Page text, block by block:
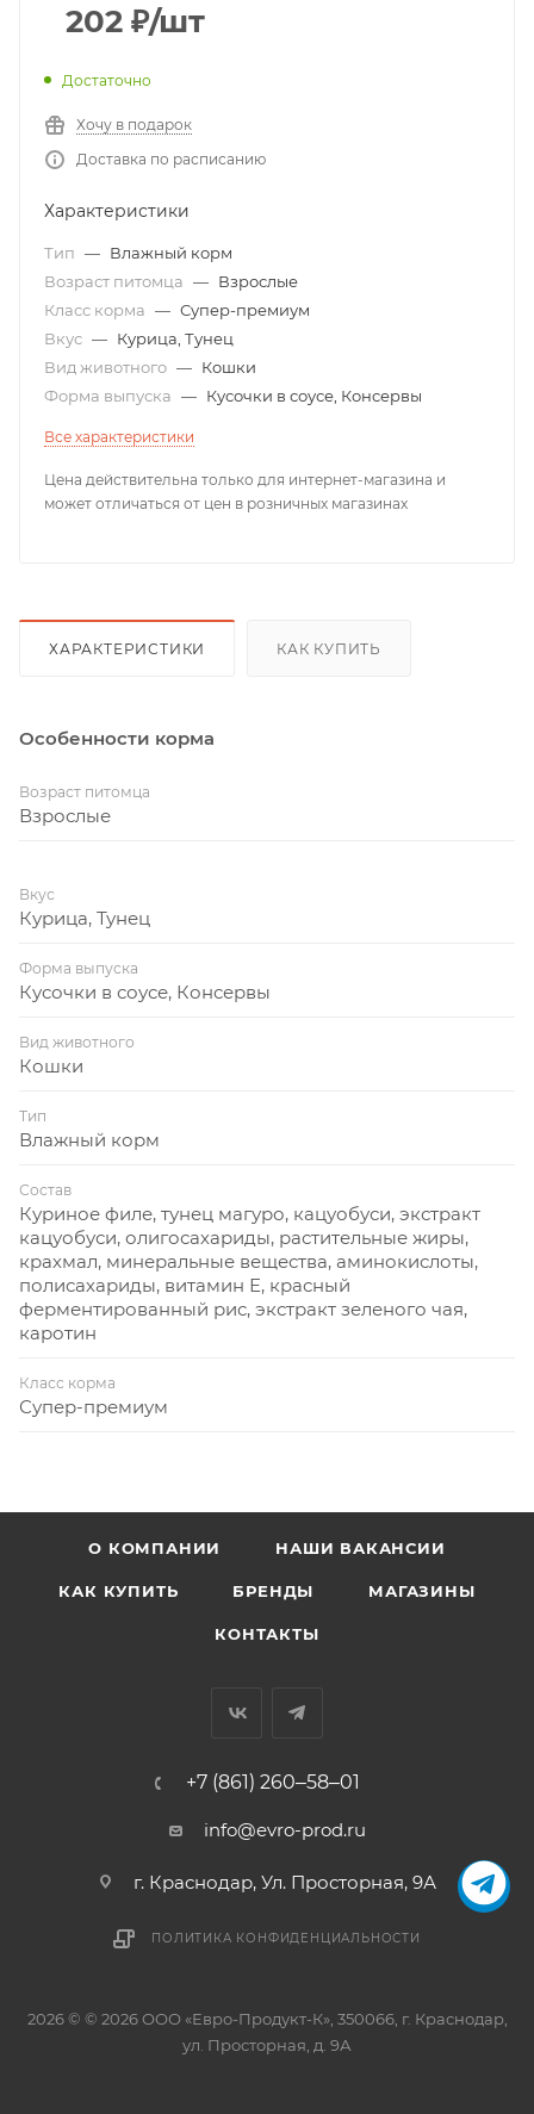
202 ₽/шт
Достаточно
Хочу в подарок
Доставка по расписанию
Характеристики
Тип — Влажный корм
Возраст питомца — Взрослые
Класс корма — Супер-премиум
Вкус — Курица, Тунец
Вид животного — Кошки
Форма выпуска — Кусочки в соусе, Консервы
Все характеристики
Цена действительна только для интернет-магазина и
может отличаться от цен в розничных магазинах
ХАРАКТЕРИСТИКИ КАК КУПИТЬ
Особенности корма
Возраст питомца
Взрослые
Вкус
Курица, Тунец
Форма выпуска
Кусочки в соусе, Консервы
Вид животного
Кошки
Тип
Влажный корм
Состав
Куриное филе, тунец магуро, кацуобуси, экстракт
кацуобуси, олигосахариды, растительные жиры,
крахмал, минеральные вещества, аминокислоты,
полисахариды, витамин Е, красный
ферментированный рис, экстракт зеленого чая,
каротин
Класс корма
Супер-премиум
О КОМПАНИИ НАШИ ВАКАНСИИ
КАК КУПИТЬ БРЕНДЫ МАГАЗИНЫ
КОНТАКТЫ
+7 (861) 260‒58‒01
info@evro-prod.ru
г. Краснодар, ​Ул. Просторная, 9А
ПОЛИТИКА КОНФИДЕНЦИАЛЬНОСТИ
2026 © © 2026 ООО «Евро-Продукт-К», 350066, г. Краснодар,
ул. Просторная, д. 9А